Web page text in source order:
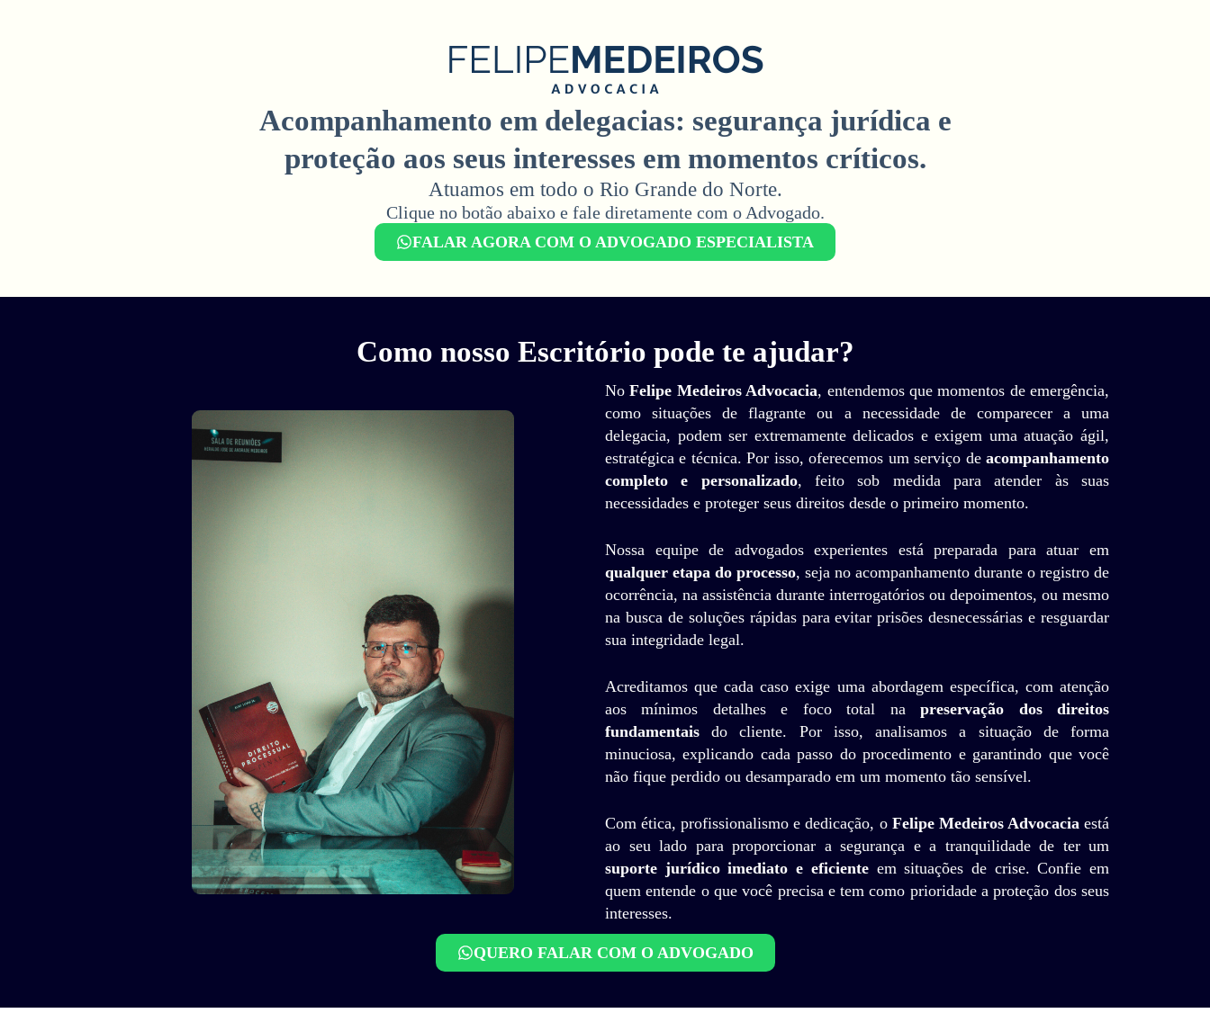
Acompanhamento em delegacias: segurança jurídica e
proteção aos seus interesses em momentos críticos.
Atuamos em todo o Rio Grande do Norte.
Clique no botão abaixo e fale diretamente com o Advogado.​
FALAR AGORA COM O ADVOGADO ESPECIALISTA
Como nosso Escritório pode te ajudar?
NoFelipe Medeiros Advocacia, entendemos que momentos de emergência,
como situações de flagrante ou a necessidade de comparecer a uma
delegacia, podem ser extremamente delicados e exigem uma atuação ágil,
estratégica e técnica. Por isso, oferecemos um serviço de acompanhamento
completo e personalizado, feito sob medida para atender às suas
necessidades e proteger seus direitos desde o primeiro momento.
Nossa equipe de advogados experientes está preparada para atuar em
qualquer etapa do processo, seja no acompanhamento durante o registro de
ocorrência, na assistência durante interrogatórios ou depoimentos, ou mesmo
na busca de soluções rápidas para evitar prisões desnecessárias e resguardar
sua integridade legal.
Acreditamos que cada caso exige uma abordagem específica, com atenção
aos mínimos detalhes e foco total napreservação dos direitos
fundamentais do cliente. Por isso, analisamos a situação de forma
minuciosa, explicando cada passo do procedimento e garantindo que você
não fique perdido ou desamparado em um momento tão sensível.
Com ética, profissionalismo e dedicação, o Felipe Medeiros Advocaciaestá
ao seu lado para proporcionar a segurança e a tranquilidade de ter um
suporte jurídico imediato e eficienteem situações de crise. Confie em
quem entende o que você precisa e tem como prioridade a proteção dos seus
interesses.
QUERO FALAR COM O ADVOGADO